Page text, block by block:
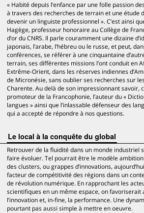
« Habité depuis l’enfance par une folle passion
à travers des recherches de terrain et une étude
devenir un linguiste professionnel ». C’est ainsi
Hagège, professeur honoraire au Collège de
d’or du CNRS. Il parle couramment une dizaine
japonais, l’arabe, l’hébreu ou le russe, et peut,
conférences, se référer à une cinquantaine
terrain, ses différentes missions l’ont conduit en
Extrême-Orient, dans les réserves indiennes
de Micronésie, sans oublier ses recherches sur
Charente. Au delà de son impressionnant savoir,
promoteur de la Francophonie, l’auteur du «
langues » ainsi que l’inlassable défenseur des
qui a accepté de répondre à nos questions.
Le local à la conquête du global
Retrouver de la fluidité dans un monde industriel
faire évoluer. Tel pourrait être le modèle
des clusters, ou grappes d’innovations,
facteur de compétitivité des régions dans un
de révolution numérique. En rapprochant les
scientifiques en un même espace, on favoriserait
l’innovation et, in-fine, la performance. Une
pourtant pas aussi simple à mettre en oeuvre.